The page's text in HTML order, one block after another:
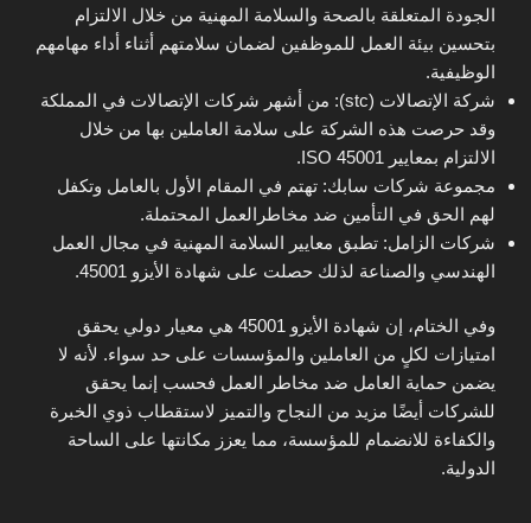
الجودة المتعلقة بالصحة والسلامة المهنية من خلال الالتزام
بتحسين بيئة العمل للموظفين لضمان سلامتهم أثناء أداء مهامهم
الوظيفية.
شركة الإتصالات (stc): من أشهر شركات الإتصالات في المملكة
وقد حرصت هذه الشركة على سلامة العاملين بها من خلال
الالتزام بمعايير ISO 45001.
مجموعة شركات سابك: تهتم في المقام الأول بالعامل وتكفل
لهم الحق في التأمين ضد مخاطرالعمل المحتملة.
شركات الزامل: تطبق معايير السلامة المهنية في مجال العمل
الهندسي والصناعة لذلك حصلت على شهادة الأيزو 45001.
وفي الختام، إن شهادة الأيزو 45001 هي معيار دولي يحقق
امتيازات لكلٍ من العاملين والمؤسسات على حد سواء. لأنه لا
يضمن حماية العامل ضد مخاطر العمل فحسب إنما يحقق
للشركات أيضًا مزيد من النجاح والتميز لاستقطاب ذوي الخبرة
والكفاءة للانضمام للمؤسسة، مما يعزز مكانتها على الساحة
الدولية.